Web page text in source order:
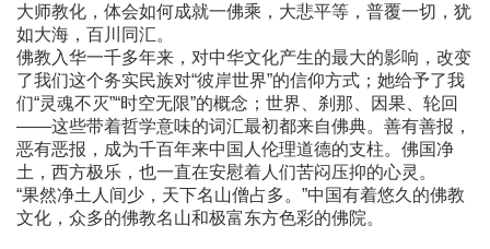
大师教化，体会如何成就一佛乘，大悲平等，普覆一切，犹
如大海，百川同汇。
佛教入华一千多年来，对中华文化产生的最大的影响，改变
了我们这个务实民族对“彼岸世界”的信仰方式；她给予了我
们“灵魂不灭”“时空无限”的概念；世界、刹那、因果、轮回
――这些带着哲学意味的词汇最初都来自佛典。善有善报，
恶有恶报，成为千百年来中国人伦理道德的支柱。佛国净
土，西方极乐，也一直在安慰着人们苦闷压抑的心灵。
“果然净土人间少，天下名山僧占多。”中国有着悠久的佛教
文化，众多的佛教名山和极富东方色彩的佛院。